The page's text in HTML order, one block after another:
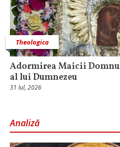
Theologica
Adormirea Maicii
al lui Dumnezeu
31 Iul, 2026
Analiză